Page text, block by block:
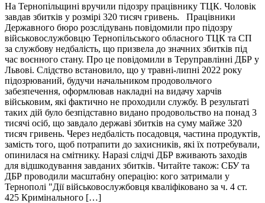
На Тернопільщині вручили підозру працівнику ТЦК. Чоловік
завдав збитків у розмірі 320 тисяч гривень. Працівники
Державного бюро розслідувань повідомили про підозру
військовослужбовцю Тернопільського обласного ТЦК та СП
за службову недбалість, що призвела до значних збитків під
час воєнного стану. Про це повідомили в Теруправлінні ДБР у
Львові. Слідство встановило, що у травні-липні 2022 року
підозрюваний, будучи начальником продовольчого
забезпечення, оформлював накладні на видачу харчів
військовим, які фактично не проходили службу. В результаті
таких дій було безпідставно видано продовольство на понад 3
тисячі осіб, що завдало державі збитків на суму майже 320
тисяч гривень. Через недбалість посадовця, частина продуктів,
замість того, щоб потрапити до захисників, які їх потребували,
опинилася на смітнику. Наразі слідчі ДБР вживають заходів
для відшкодування завданих збитків. Читайте також: СБУ та
ДБР проводили масштабну операцію: кого затримали у
Тернополі "Дії військовослужбовця кваліфіковано за ч. 4 ст.
425 Кримінального […]